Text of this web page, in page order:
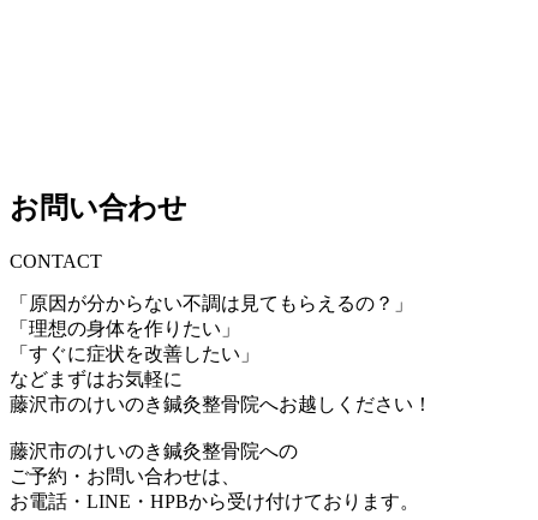
お問い合わせ
CONTACT
「原因が分からない不調は見てもらえるの？」
「理想の身体を作りたい」
「すぐに症状を改善したい」
などまずはお気軽に
藤沢市のけいのき鍼灸整骨院へお越しください！
藤沢市のけいのき鍼灸整骨院への
ご予約・お問い合わせは、
お電話・LINE・HPBから受け付けております。